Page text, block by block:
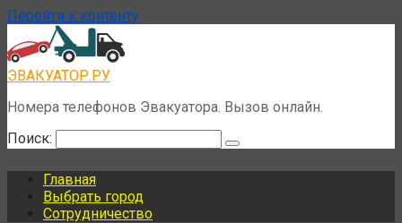
Перейти к контенту
ЭВАКУАТОР.РУ
Номера телефонов Эвакуатора. Вызов онлайн.
Поиск:
Главная
Выбрать город
Сотрудничество